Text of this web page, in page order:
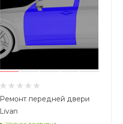
Ремонт передней двери
Livan